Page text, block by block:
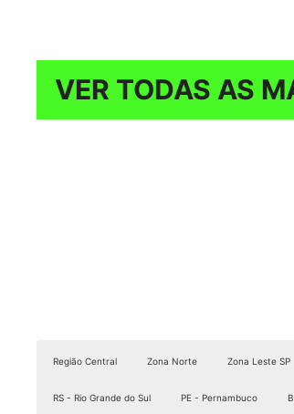
VER TODAS AS
Região Central Zona Norte Zona Leste SP
RS - Rio Grande do Sul PE - Pernambuco